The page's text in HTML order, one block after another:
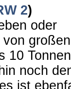
2)
oder
von großen
10
noch
ist